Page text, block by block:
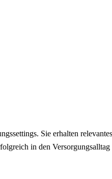
Sie erhalten
in den